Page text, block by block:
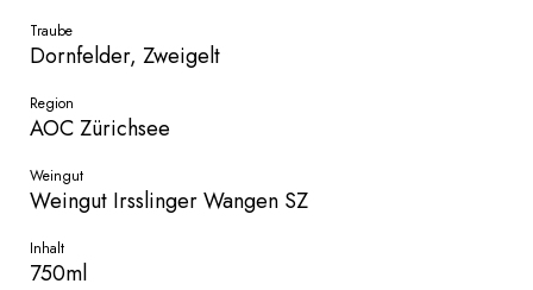
Traube
Dornfelder, Zweigelt
Region
AOC Zürichsee
Weingut
Weingut Irsslinger Wangen SZ
Inhalt
750ml